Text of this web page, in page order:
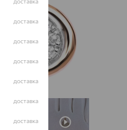
доставка
доставка
доставка
доставка
доставка
доставка